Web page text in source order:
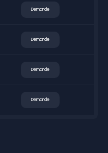
Demande
Demande
Demande
Demande